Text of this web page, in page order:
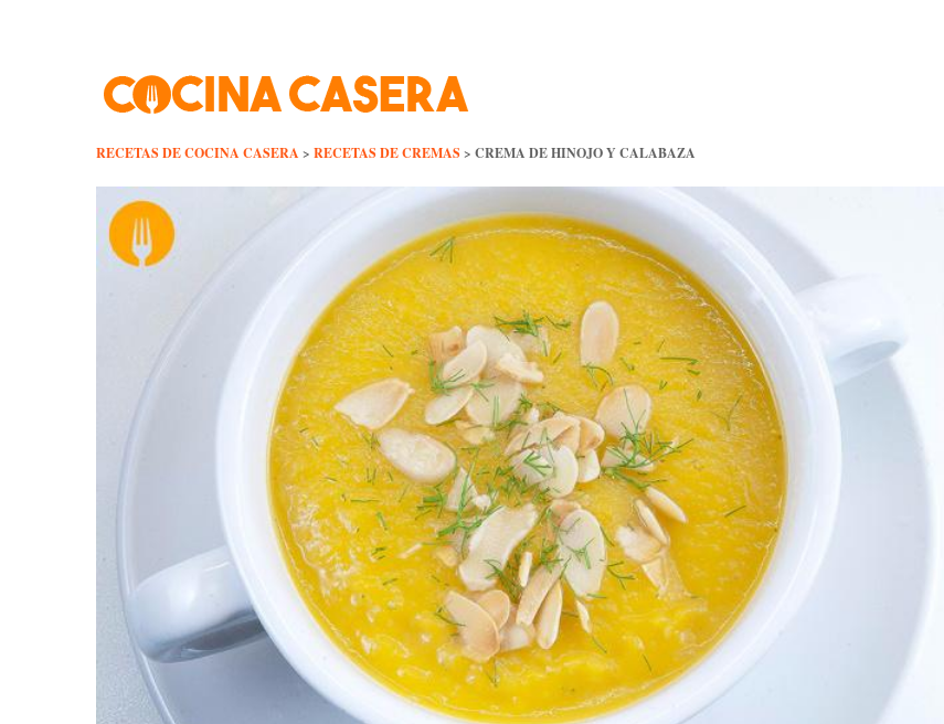
RECETAS DE COCINA CASERA > RECETAS DE CREMAS > CREMA DE HINOJO Y CALABAZA